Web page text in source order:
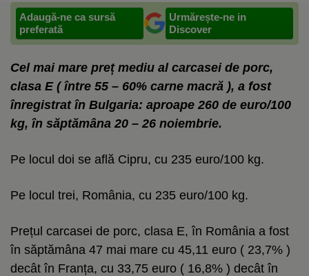
Adaugă-ne ca sursă
preferată
Urmărește-ne in
Discover
Cel mai mare preț mediu al carcasei de porc,
clasa E ( între 55 – 60% carne macră ), a fost
înregistrat în Bulgaria: aproape 260 de euro/100
kg, în săptămâna 20 – 26 noiembrie.
Pe locul doi se află Cipru, cu 235 euro/100 kg.
Pe locul trei, România, cu 235 euro/100 kg.
Prețul carcasei de porc, clasa E, în România a fost
în săptămâna 47 mai mare cu 45,11 euro ( 23,7% )
decât în Franța, cu 33,75 euro ( 16,8% ) decât în